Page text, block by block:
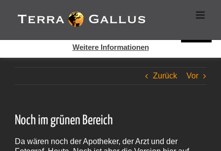
Inhalt
springen
Zurück Vor
Noch im grünen Bereich
Da wären noch der Apotheker, der Arzt und der
Cookies helfen auf auf dieser Seite bei der Bereitstellung der
Dienste. Durch die Nutzung dieser Webseite erklären Sie sich
Weitere Informationen